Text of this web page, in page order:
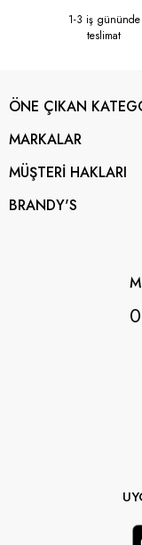
1-3 iş gününde
teslimat
ÖNE ÇIKAN
MARKALAR
MÜŞTERİ HAKLARI
BRANDY'S